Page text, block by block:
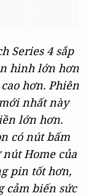
Series 4 sắp
hình lớn hơn
hơn. Phiên
nhất này
lớn hơn.
có nút bấm
Home của
pin tốt hơn,
cảm biến sức